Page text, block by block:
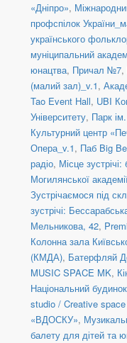
«Дніпро»,
профспілок
українського
муніципальний
юнацтва, Причал №7,
(малий зал)_v.1,
Tao Event Hall, UBI
Університету, Парк
Культурний центр
Опера_v.1, Паб Big
радіо, Місце
Могилянської
Зустрічаємося під
зустрічі:
Мельникова, 42,
Колонна зала
(КМДА), Батерфляй
MUSIC SPACE MK,
Національний
studio / Creative
«ВДОСКУ»,
балету для дітей та